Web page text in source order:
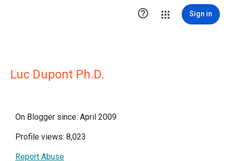
 Sign in
Luc Dupont Ph.D.
On Blogger since: April 2009
Profile views: 8,023
Report Abuse